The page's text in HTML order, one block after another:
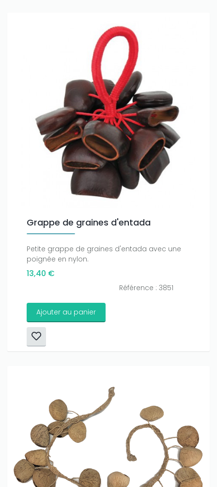
Grappe de graines d'entada
Petite grappe de graines d'entada avec une
poignée en nylon.
13,40 €
Référence : 3851
Ajouter au panier